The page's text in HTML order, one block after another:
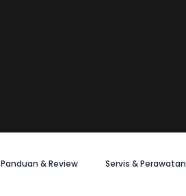
Panduan & Review Servis & Perawatan